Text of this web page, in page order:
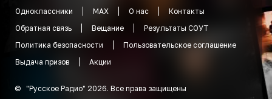
Одноклассники
MAX О нас
Контакты
Обратная связь
Вещание
Результаты СОУТ
Политика безопасности
Пользовательское соглашение
Выдача призов
Акции
© "Русское Радио" 2026. Все права защищены